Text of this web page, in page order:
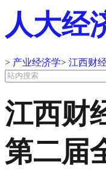
人大经
> 产业经济学> 江西财
江西财
第二届